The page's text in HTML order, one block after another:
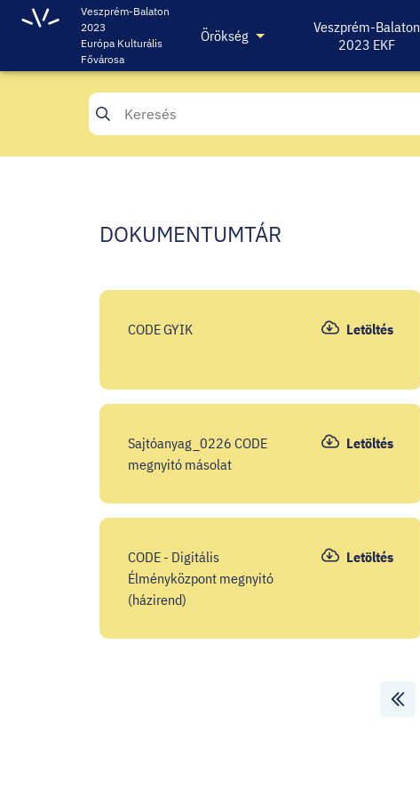
Veszprém-Balaton
2023
Európa Kulturális
Fővárosa
Örökség
Veszprém-Balaton
2023 EKF
DOKUMENTUMTÁR
CODE GYIK Letöltés
Sajtóanyag_0226 CODE
megnyitó másolat
Letöltés
CODE - Digitális
Élményközpont megnyitó
(házirend)
Letöltés